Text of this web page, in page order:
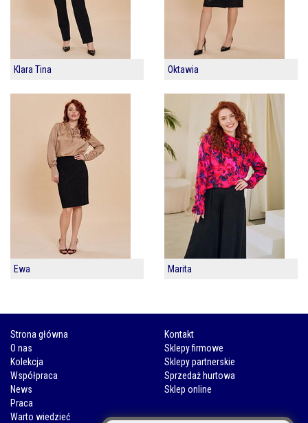
Klara Tina Oktawia
Ewa Marita
Strona główna
O nas
Kolekcja
Współpraca
News
Praca
Warto wiedzieć
Kontakt
Sklepy firmowe
Sklepy partnerskie
Sprzedaż hurtowa
Sklep online